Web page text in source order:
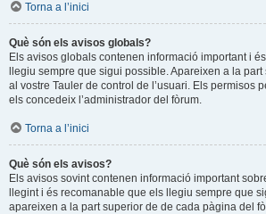
Torna a l’inici
Què són els avisos globals?
Els avisos globals contenen informació important i
llegiu sempre que sigui possible. Apareixen a la
al vostre Tauler de control de l’usuari. Els permisos
els concedeix l’administrador del fòrum.
Torna a l’inici
Què són els avisos?
Els avisos sovint contenen informació important
llegint i és recomanable que els llegiu sempre que
apareixen a la part superior de de cada pàgina del